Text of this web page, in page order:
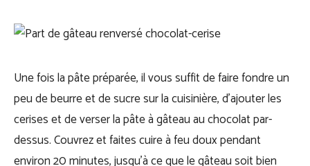
Une fois la pâte préparée, il vous suffit de faire fondre un
peu de beurre et de sucre sur la cuisinière, d’ajouter les
cerises et de verser la pâte à gâteau au chocolat par-
dessus. Couvrez et faites cuire à feu doux pendant
environ 20 minutes, jusqu’à ce que le gâteau soit bien